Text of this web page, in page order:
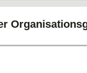
und
der
wird.